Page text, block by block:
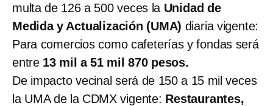
multa de 126 a 500 veces la Unidad de
Medida y Actualización (UMA) diaria vigente:
Para comercios como cafeterías y fondas será
entre 13 mil a 51 mil 870 pesos.
De impacto vecinal será de 150 a 15 mil veces
la UMA de la CDMX vigente: Restaurantes,